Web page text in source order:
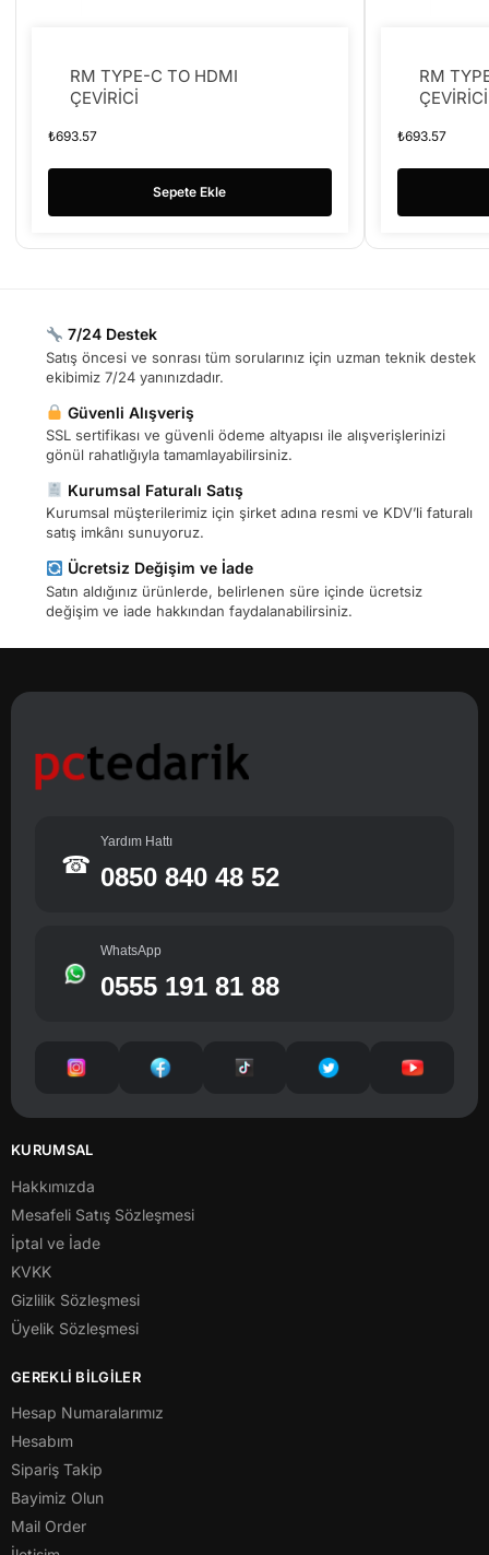
RM TYPE-C TO HDMI
ÇEVİRİCİ
₺693.57
Sepete Ekle
RM
ÇEVİRİCİ
₺693.57
7/24 Destek
Satış öncesi ve sonrası tüm sorularınız için uzman teknik destek
ekibimiz 7/24 yanınızdadır.
Güvenli Alışveriş
SSL sertifikası ve güvenli ödeme altyapısı ile alışverişlerinizi
gönül rahatlığıyla tamamlayabilirsiniz.
Kurumsal Faturalı Satış
Kurumsal müşterilerimiz için şirket adına resmi ve KDV’li faturalı
satış imkânı sunuyoruz.
Ücretsiz Değişim ve İade
Satın aldığınız ürünlerde, belirlenen süre içinde ücretsiz
değişim ve iade hakkından faydalanabilirsiniz.
☎
Yardım Hattı
0850 840 48 52
WhatsApp
0555 191 81 88
KURUMSAL
Hakkımızda
Mesafeli Satış Sözleşmesi
İptal ve İade
KVKK
Gizlilik Sözleşmesi
Üyelik Sözleşmesi
GEREKLİ BİLGİLER
Hesap Numaralarımız
Hesabım
Sipariş Takip
Bayimiz Olun
Mail Order